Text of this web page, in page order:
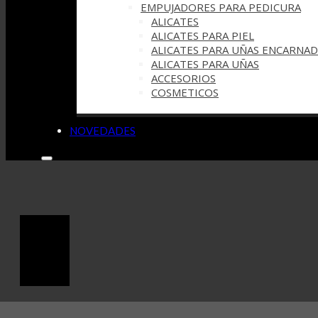
EMPUJADORES PARA PEDICURA
ALICATES
ALICATES PARA PIEL
ALICATES PARA UÑAS
ALICATES PARA UÑAS
ACCESORIOS
COSMETICOS
NOVEDADES